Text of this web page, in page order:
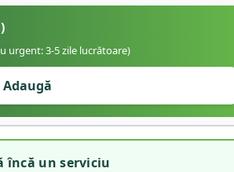
urgent: 3-5 zile lucrătoare)
Adaugă
încă un serviciu